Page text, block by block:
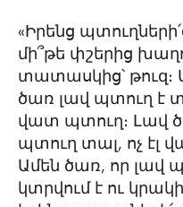
«Իրենց
մի՞թե փշերից
տատասկից՝ թուզ։
ծառ լավ պտուղ է
վատ պտուղ։ Լավ
պտուղ տալ, ոչ էլ
Ամեն ծառ, որ լավ
կտրվում է ու